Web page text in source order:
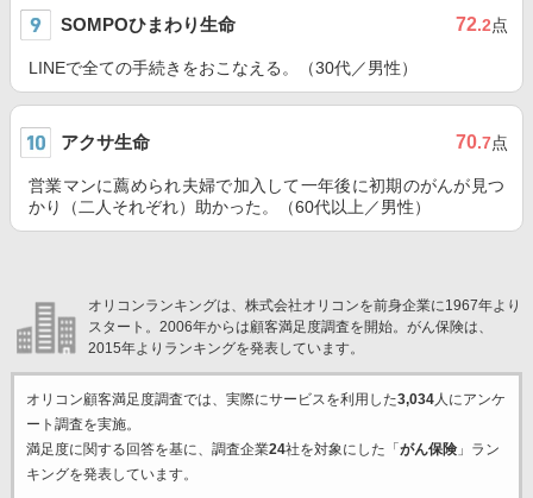
SOMPOひまわり生命 72.2点
LINEで全ての手続きをおこなえる。（30代／男性）
アクサ生命 70.7点
営業マンに薦められ夫婦で加入して一年後に初期のがんが見つ
かり（二人それぞれ）助かった。（60代以上／男性）
オリコンランキングは、株式会社オリコンを前身企業に1967年より
スタート。2006年からは顧客満足度調査を開始。がん保険は、
2015年よりランキングを発表しています。
オリコン顧客満足度調査では、実際にサービスを利用した3,034人にアンケ
ート調査を実施。
満足度に関する回答を基に、調査企業24社を対象にした「 がん保険」ラン
キングを発表しています。